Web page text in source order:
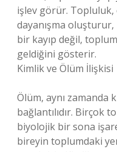
işlev görür. Topluluk,
dayanışma
bir kayıp değil,
geldiğini gösterir.
Kimlik ve Ölüm İlişkisi
Ölüm, aynı zamanda
bağlantılıdır. Birçok
biyolojik bir sona
bireyin toplumdaki